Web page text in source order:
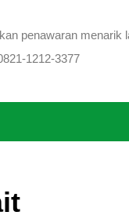
penawaran
1212-3377